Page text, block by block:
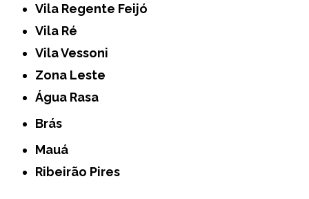
Vila Regente Feijó
Vila Ré
Vila Vessoni
Zona Leste
Água Rasa
Brás
Mauá
Ribeirão Pires